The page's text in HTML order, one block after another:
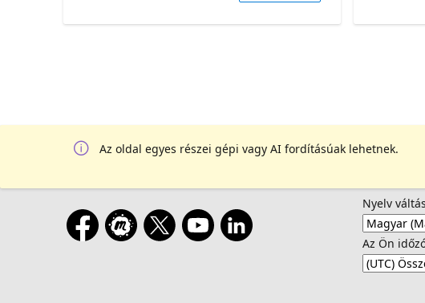
Az oldal egyes részei gépi vagy AI fordításúak lehetnek.
Nyelv
Az Ön